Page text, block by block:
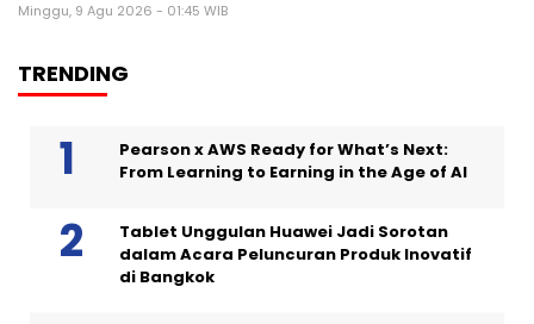
Minggu, 9 Agu 2026 - 01:45 WIB
TRENDING
Pearson x AWS Ready for What’s Next:
From Learning to Earning in the Age of AI
Tablet Unggulan Huawei Jadi Sorotan
dalam Acara Peluncuran Produk Inovatif
di Bangkok